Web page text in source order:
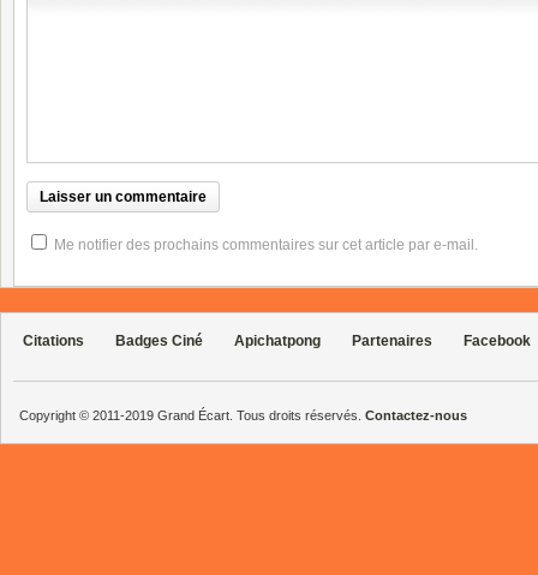
Me notifier des prochains commentaires sur cet article par e-mail.
Citations Badges Ciné Apichatpong Partenaires Facebook
Copyright © 2011-2019 Grand Écart. Tous droits réservés. Contactez-nous